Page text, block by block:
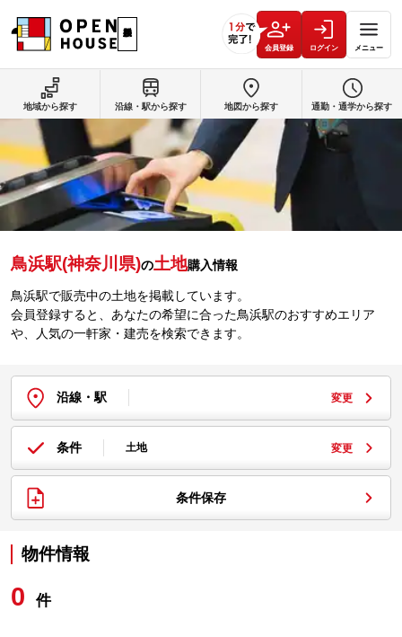
会員登録 ログイン メニュー
鳥浜駅(神奈川県)の土地購入情報
鳥浜駅で販売中の土地を掲載しています。
会員登録すると、あなたの希望に合った鳥浜駅のおすすめエリア
や、人気の一軒家・建売を検索できます。
沿線・駅 変更
条件 土地 変更
条件保存
物件情報
0 件
地域から探す 沿線・駅から探す 地図から探す 通勤・通学から探す